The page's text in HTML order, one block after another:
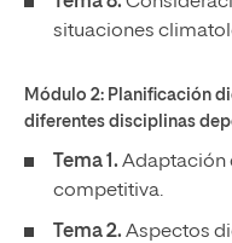
situaciones
Módulo 2: Planificación
diferentes disciplinas
Tema 1. Adaptación
competitiva.
Tema 2. Aspectos